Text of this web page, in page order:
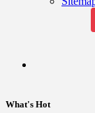
What's Hot